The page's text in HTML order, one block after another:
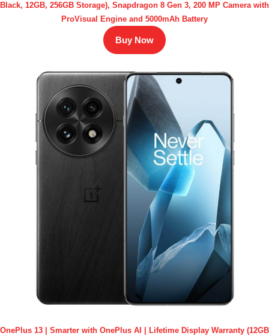
Black, 12GB, 256GB Storage), Snapdragon 8 Gen 3, 200 MP Camera with
ProVisual Engine and 5000mAh Battery
Buy Now
OnePlus 13 | Smarter with OnePlus AI | Lifetime Display Warranty (12GB